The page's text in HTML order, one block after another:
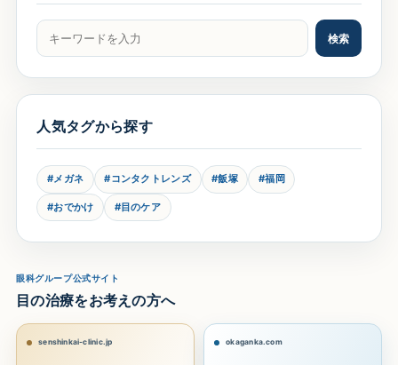
記事をキーワードで検索 検索
人気タグから探す
#メガネ #コンタクトレンズ #飯塚 #福岡
#おでかけ #目のケア
眼科グループ公式サイト
目の治療をお考えの方へ
senshinkai-clinic.jp okaganka.com